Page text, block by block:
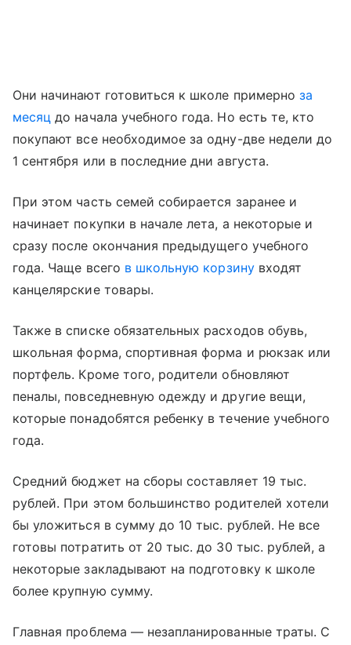
Они начинают готовиться к школе примерно за
месяц до начала учебного года. Но есть те, кто
покупают все необходимое за одну-две недели до
1 сентября или в последние дни августа.
При этом часть семей собирается заранее и
начинает покупки в начале лета, а некоторые и
сразу после окончания предыдущего учебного
года. Чаще всего в школьную корзинувходят
канцелярские товары.
Также в списке обязательных расходов обувь,
школьная форма, спортивная форма и рюкзак или
портфель. Кроме того, родители обновляют
пеналы, повседневную одежду и другие вещи,
которые понадобятся ребенку в течение учебного
года.
Средний бюджет на сборы составляет 19 тыс.
рублей. При этом большинство родителей хотели
бы уложиться в сумму до 10 тыс. рублей. Не все
готовы потратить от 20 тыс. до 30 тыс. рублей, а
некоторые закладывают на подготовку к школе
более крупную сумму.
Главная проблема — незапланированные траты. С